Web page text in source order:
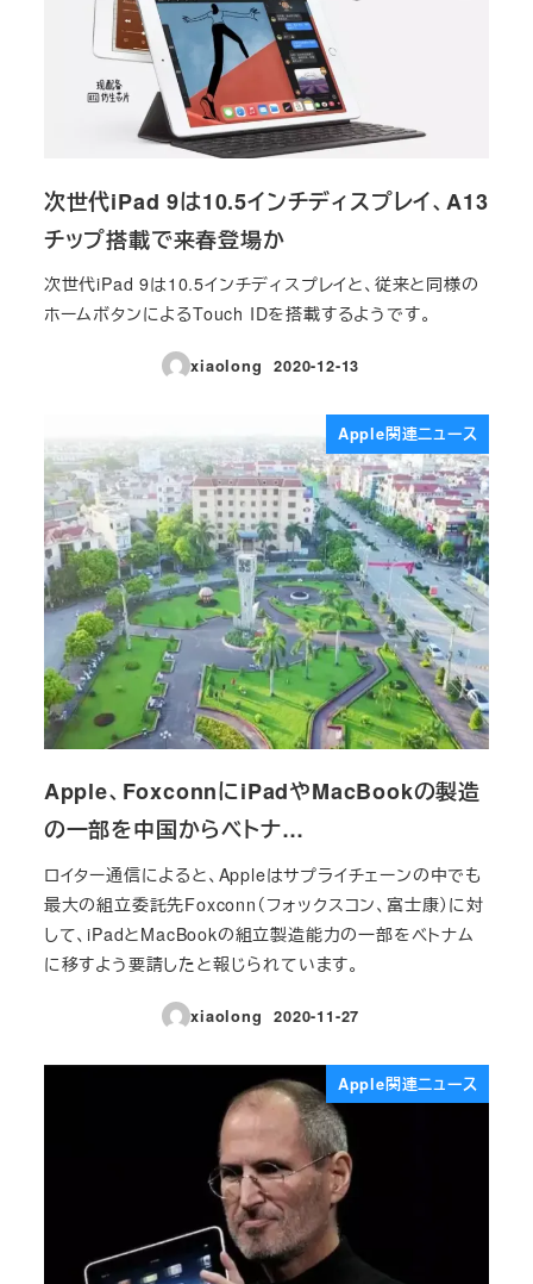
次世代iPad 9は10.5インチディスプレイ、A13
チップ搭載で来春登場か
次世代iPad 9は10.5インチディスプレイと、従来と同様の
ホームボタンによるTouch IDを搭載するようです。
xiaolong
投稿日
2020-12-13
Apple関連ニュース
Apple、FoxconnにiPadやMacBookの製造
の一部を中国からベトナ…
ロイター通信によると、Appleはサプライチェーンの中でも
最大の組立委託先Foxconn（フォックスコン、富士康）に対
して、iPadとMacBookの組立製造能力の一部をベトナム
に移すよう要請したと報じられています。
xiaolong
投稿日
2020-11-27
Apple関連ニュース